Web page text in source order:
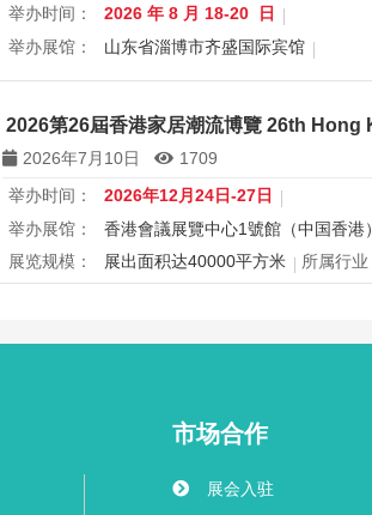
举办时间：
2026 年 8 月 18-20 日
举办展馆：
山东省淄博市齐盛国际宾馆
展览规模：
5000+平方米 所属行业：
微米纳
中国微米纳米技术学会第十一届青年科学家论坛暨
Microsystems & Nanoengineering2026 青年科学
2026第26屆香港家居潮流博覽 26th Hong
2026年7月10日
1709
举办时间：
2026年12月24日-27日
举办展馆：
香港會議展覽中心1號館（中国香港）
展览规模：
展出面积达40000平方米 所属行业
商，打造岁末一站式家居采购与灵感盛会，欢迎
市场合作
展会入驻